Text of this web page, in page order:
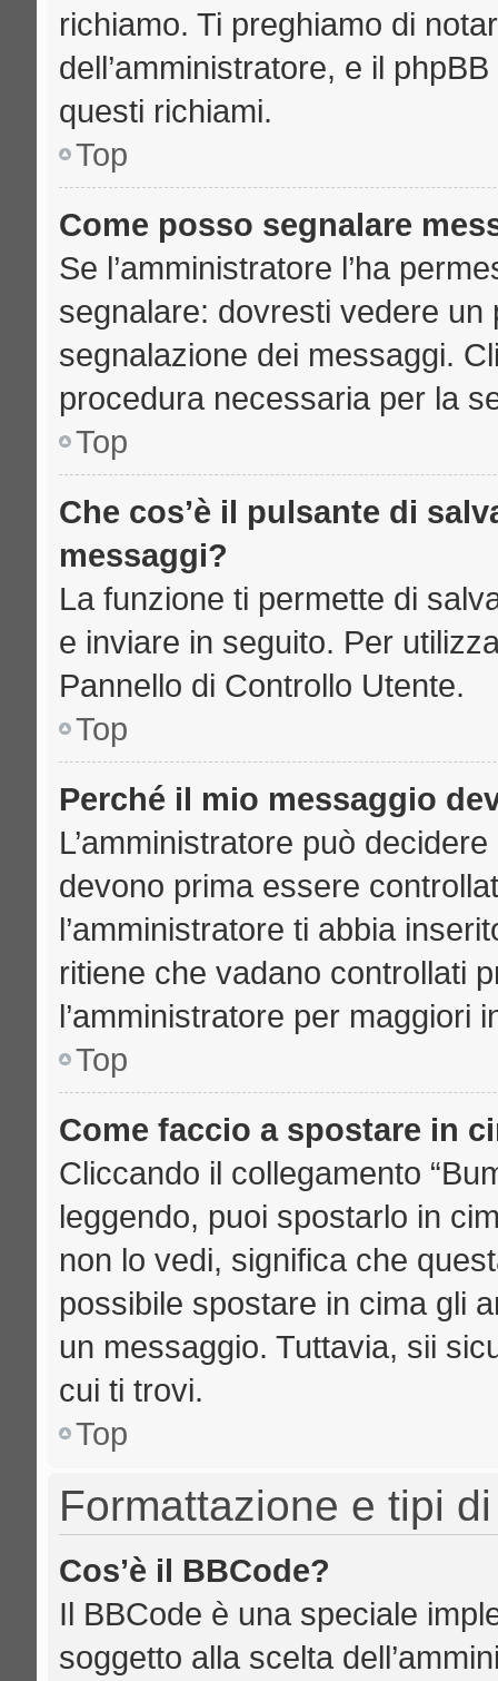
richiamo. Ti preghiamo di
dell’amministratore, e il
questi richiami.
Top
Come posso segnalare
Se l’amministratore l’ha
segnalare: dovresti vedere
segnalazione dei messaggi.
procedura necessaria per la
Top
Che cos’è il pulsante di
messaggi?
La funzione ti permette di
e inviare in seguito. Per
Pannello di Controllo Utente.
Top
Perché il mio messaggio
L’amministratore può
devono prima essere
l’amministratore ti abbia
ritiene che vadano controllati
l’amministratore per maggiori
Top
Come faccio a spostare in
Cliccando il collegamento
leggendo, puoi spostarlo in
non lo vedi, significa che
possibile spostare in cima gli
un messaggio. Tuttavia, sii
cui ti trovi.
Top
Formattazione e tipi
Cos’è il BBCode?
Il BBCode è una speciale
soggetto alla scelta